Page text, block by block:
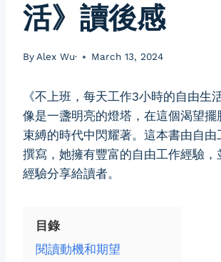
活》讀後感
By Alex Wu· March 13, 2024
《不上班，每天工作3小時的自由生
像是一盞明亮的燈塔，在這個渴望擺
束縛的時代中閃耀著。這本書由自由
撰寫，她擁有豐富的自由工作經驗，
經驗分享給讀者。
目錄
閱讀動機和期望